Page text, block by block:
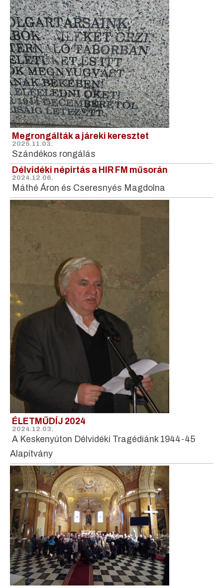
Megrongálták a járeki keresztet
2025.11.03.
Szándékos rongálás
Délvidéki népirtás a HIR FM műsorán
2024.12.06.
Máthé Áron és Cseresnyés Magdolna
ÉLETMŰDÍJ 2024
2024.12.03.
A Keskenyúton Délvidéki Tragédiánk 1944-45
Alapítvány